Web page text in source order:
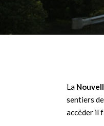
La
sentiers
accéder il